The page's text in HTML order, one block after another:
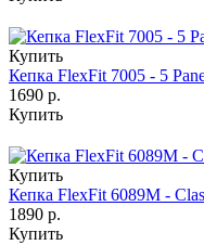
Купить
Кепка FlexFit 7005 - 5
1690 р.
Купить
Купить
Кепка FlexFit 6089M -
1890 р.
Купить